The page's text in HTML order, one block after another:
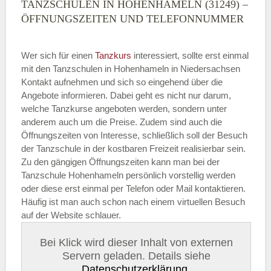
TANZSCHULEN IN HOHENHAMELN (31249) –
ÖFFNUNGSZEITEN UND TELEFONNUMMER
Wer sich für einen Tanzkurs interessiert, sollte erst einmal
mit den Tanzschulen in Hohenhameln in Niedersachsen
Kontakt aufnehmen und sich so eingehend über die
Angebote informieren. Dabei geht es nicht nur darum,
welche Tanzkurse angeboten werden, sondern unter
anderem auch um die Preise. Zudem sind auch die
Öffnungszeiten von Interesse, schließlich soll der Besuch
der Tanzschule in der kostbaren Freizeit realisierbar sein.
Zu den gängigen Öffnungszeiten kann man bei der
Tanzschule Hohenhameln persönlich vorstellig werden
oder diese erst einmal per Telefon oder Mail kontaktieren.
Häufig ist man auch schon nach einem virtuellen Besuch
auf der Website schlauer.
Bei Klick wird dieser Inhalt von externen
Servern geladen. Details siehe